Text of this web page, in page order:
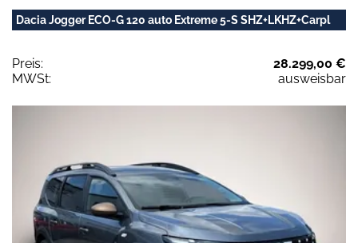
Dacia Jogger ECO-G 120 auto Extreme 5-S SHZ+LKHZ+Carpl
Preis:
28.299,00 €
MWSt:
ausweisbar